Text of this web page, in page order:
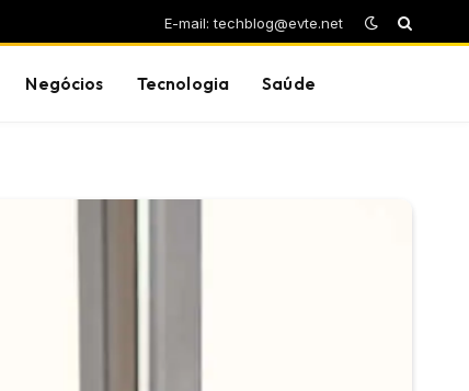
E-mail: techblog@evte.net
Negócios Tecnologia Saúde